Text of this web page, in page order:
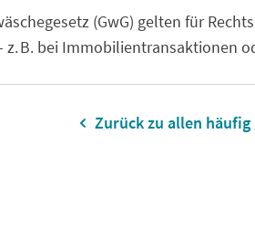
(GwG) gelten für
z. B. bei Immobilientransaktionen
Zurück zu allen